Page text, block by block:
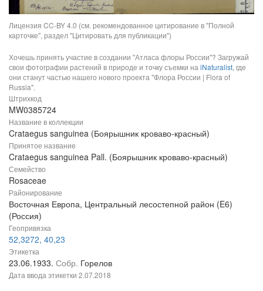
Лицензия CC-BY 4.0 (см. рекомендованное цитирование в "Полной
карточке", раздел "Цитировать для публикации")
Хочешь принять участие в создании "Атласа флоры России"? Загружай
свои фотографии растений в природе и точку съемки на iNaturalist, где
они станут частью нашего нового проекта "Флора России | Flora of
Russia".
Штрихкод
MW0385724
Название в коллекции
Crataegus sanguinea (Боярышник кроваво-красный)
Принятое название
Crataegus sanguinea Pall. (Боярышник кроваво-красный)
Семейство
Rosaceae
Районирование
Восточная Европа, Центральный лесостепной район (E6)
(Россия)
Геопривязка
52,3272, 40,23
Этикетка
23.06.1933. Собр. Горелов
Дата ввода этикетки 2.07.2018